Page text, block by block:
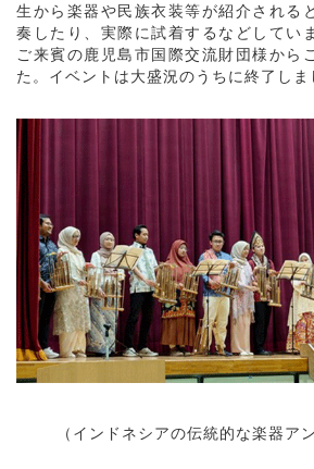
生から楽器や民族衣装等が紹介される
奏したり、実際に試着するなどしてい
ご来賓の鹿児島市国際交流財団様から
た。イベントは大盛況のうちに終了しま
（インドネシアの伝統的な楽器ア